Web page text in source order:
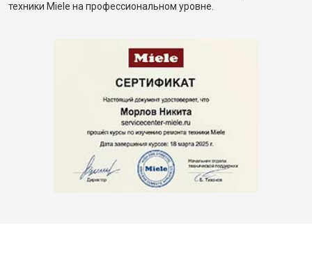
техники Miele на профессиональном уровне.